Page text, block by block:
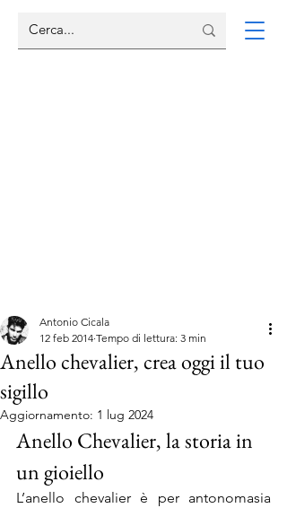
Anello chevalier, crea oggi il tuo
sigillo
Antonio Cicala
12 feb 2014 Tempo di lettura: 3 min
Aggiornamento: 1 lug 2024
Anello Chevalier, la storia in
un gioiello
L’anello chevalier è per antonomasia